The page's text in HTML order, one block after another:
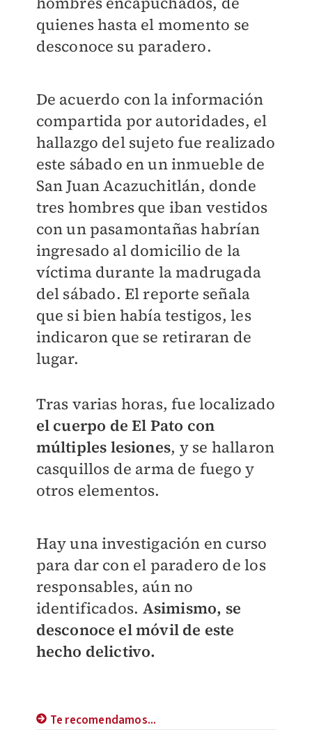
quienes hasta el momento se
desconoce su paradero.
De acuerdo con la información
compartida por autoridades, el
hallazgo del sujeto fue realizado
este sábado en un inmueble de
San Juan Acazuchitlán, donde
tres hombres que iban vestidos
con un pasamontañas habrían
ingresado al domicilio de la
víctima durante la madrugada
del sábado. El reporte señala
que si bien había testigos, les
indicaron que se retiraran de
lugar.
Tras varias horas, fue localizado
el cuerpo de El Pato con
múltiples lesiones, y se hallaron
casquillos de arma de fuego y
otros elementos.
Hay una investigación en curso
para dar con el paradero de los
responsables, aún no
identificados. Asimismo, se
desconoce el móvil de este
hecho delictivo.
Te recomendamos...